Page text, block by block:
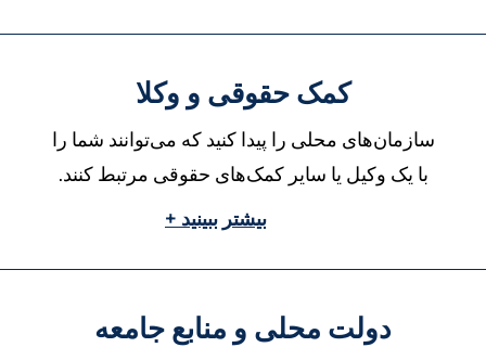
کمک حقوقی و وکلا
سازمان‌های محلی را پیدا کنید که می‌توانند شما را
با یک وکیل یا سایر کمک‌های حقوقی مرتبط کنند.
بیشتر ببینید +
دولت محلی و منابع جامعه